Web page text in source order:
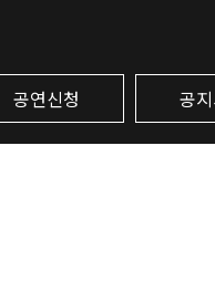
공연신청 공